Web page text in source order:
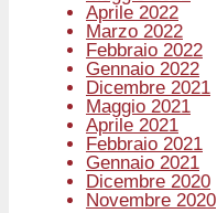
Aprile 2022
Marzo 2022
Febbraio 2022
Gennaio 2022
Dicembre 2021
Maggio 2021
Aprile 2021
Febbraio 2021
Gennaio 2021
Dicembre 2020
Novembre 2020